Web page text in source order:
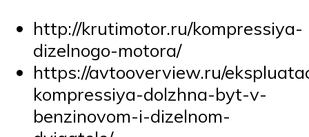
http://krutimotor.ru/kompressiya-
dizelnogo-motora/
https://avtooverview.ru/
kompressiya-dolzhna-byt-v-
benzinovom-i-dizelnom-